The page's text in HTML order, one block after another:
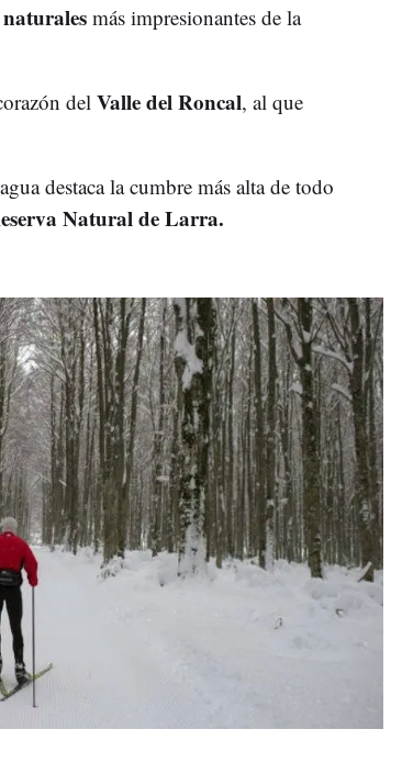
naturalesmás impresionantes de la
del Valle del Roncal, al que
destaca la cumbre más alta de todo
Natural de Larra.